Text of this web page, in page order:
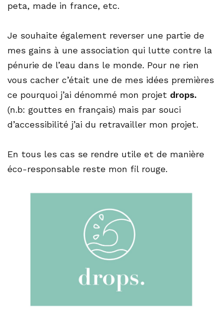
peta, made in france, etc.
Je souhaite également reverser une partie de
mes gains à une association qui lutte contre la
pénurie de l’eau dans le monde. Pour ne rien
vous cacher c’était une de mes idées premières
ce pourquoi j’ai dénommé mon projet drops.
(n.b: gouttes en français) mais par souci
d’accessibilité j’ai du retravailler mon projet.
En tous les cas se rendre utile et de manière
éco-responsable reste mon fil rouge.